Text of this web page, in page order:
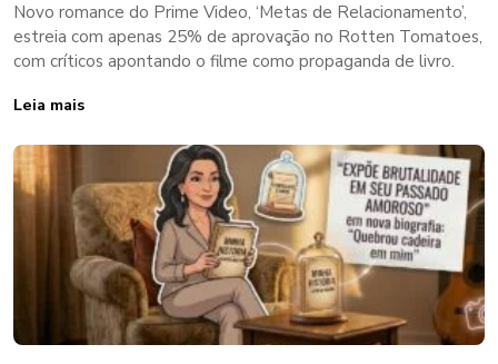
Novo romance do Prime Video, ‘Metas de Relacionamento’,
estreia com apenas 25% de aprovação no Rotten Tomatoes,
com críticos apontando o filme como propaganda de livro.
Leia mais